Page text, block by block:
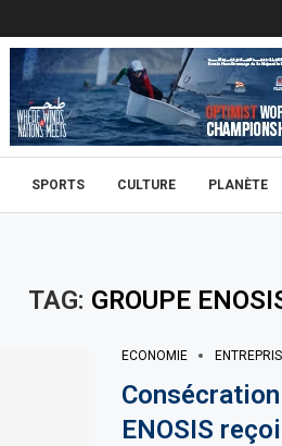
SPORTS CULTURE PLANÈTE
TAG: GROUPE
ECONOMIE
ENOSIS